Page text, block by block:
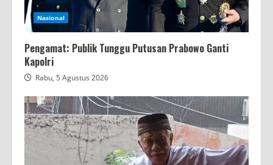
Nasional
Pengamat: Publik Tunggu Putusan Prabowo Ganti
Kapolri
Rabu, 5 Agustus 2026